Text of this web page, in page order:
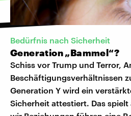
Bedürfnis nach Sicherheit
Generation „Bammel“?
Schiss vor Trump und Terror,
Beschäftigungsverhältnissen
Generation Y wird ein
Sicherheit attestiert. Das